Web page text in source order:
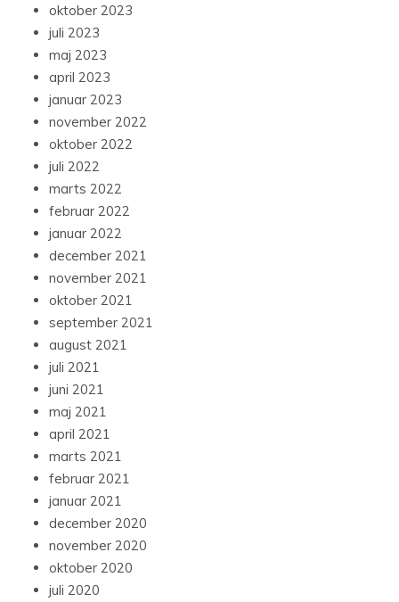
oktober 2023
juli 2023
maj 2023
april 2023
januar 2023
november 2022
oktober 2022
juli 2022
marts 2022
februar 2022
januar 2022
december 2021
november 2021
oktober 2021
september 2021
august 2021
juli 2021
juni 2021
maj 2021
april 2021
marts 2021
februar 2021
januar 2021
december 2020
november 2020
oktober 2020
juli 2020